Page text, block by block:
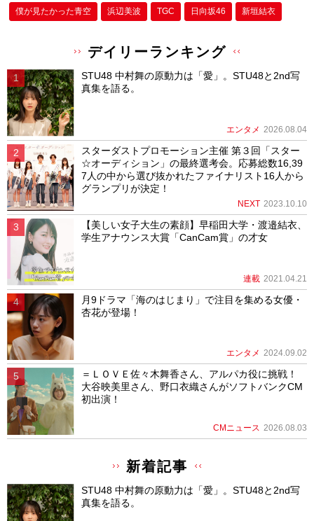
僕が⾒たかった⻘空 浜辺美波 TGC 日向坂46 新垣結衣
デイリーランキング
STU48 中村舞の原動力は「愛」。STU48と2nd写
真集を語る。
エンタメ 2026.08.04
スターダストプロモーション主催 第３回「スター
☆オーディション」の最終選考会。応募総数16,39
7人の中から選び抜かれたファイナリスト16人から
グランプリが決定！
NEXT 2023.10.10
【美しい女子大生の素顔】早稲田大学・渡邉結衣、
学生アナウンス大賞「CanCam賞」の才女
連載 2021.04.21
月9ドラマ「海のはじまり」で注目を集める女優・
杏花が登場！
エンタメ 2024.09.02
＝ＬＯＶＥ佐々木舞香さん、アルパカ役に挑戦！
大谷映美里さん、野口衣織さんがソフトバンクCM
初出演！
CMニュース 2026.08.03
新着記事
STU48 中村舞の原動力は「愛」。STU48と2nd写
真集を語る。